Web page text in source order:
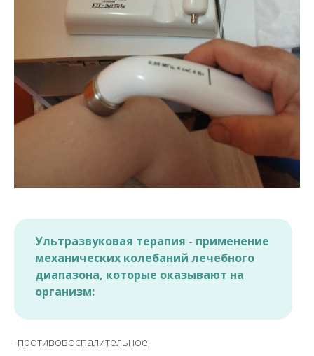
Ультразвуковая терапия - применение
механических колебаний лечебного
диапазона, которые оказывают на
организм:
-противовоспалительное,